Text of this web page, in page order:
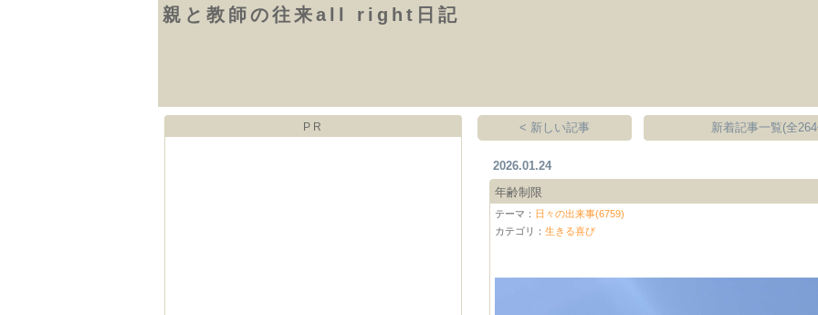
親と教師の往来all right日記
PR < 新しい記事 新着記事一覧(全
2026.01.24
年齢制限
テーマ： 日々の出来事(6759)
カテゴリ：生きる喜び